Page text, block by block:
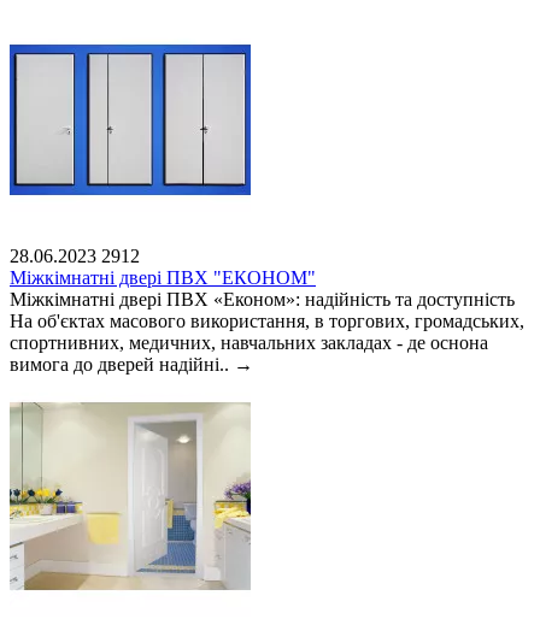
28.06.2023 2912
Міжкімнатні двері ПВХ "ЕКОНОМ"
Міжкімнатні двері ПВХ «Економ»: надійність та доступність
На об'єктах масового використання, в торгових, громадських,
спортнивних, медичних, навчальних закладах - де оснона
вимога до дверей надійні.. →